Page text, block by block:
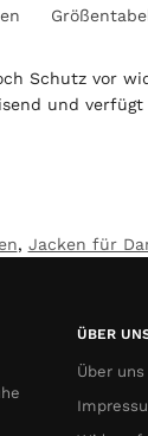
Schutz vor
und
, Jacken für
ÜBER
Über uns